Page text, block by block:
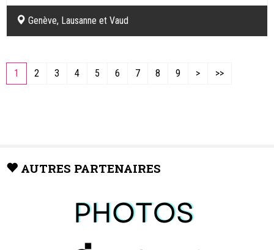
Genève, Lausanne et Vaud
1 2 3 4 5 6 7 8 9 > >>
AUTRES PARTENAIRES